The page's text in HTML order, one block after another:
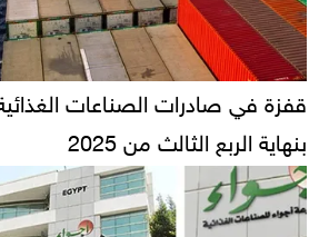
بنهاية الربع الثالث من 2025